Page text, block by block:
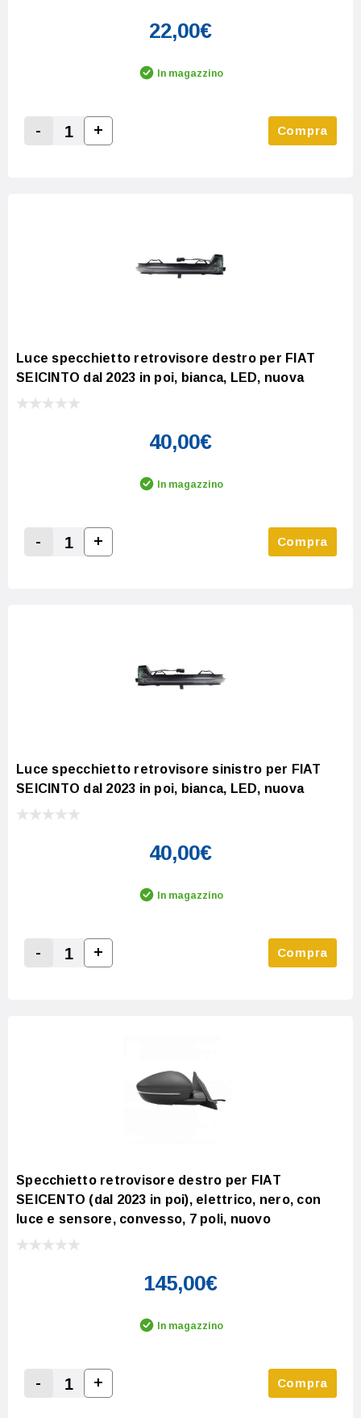
22,00€
In magazzino
Decrease Quantity:
-
Increase Quantity:
+ Compra
Luce specchietto retrovisore destro per FIAT
SEICINTO dal 2023 in poi, bianca, LED, nuova
40,00€
In magazzino
Decrease Quantity:
-
Increase Quantity:
+ Compra
Luce specchietto retrovisore sinistro per FIAT
SEICINTO dal 2023 in poi, bianca, LED, nuova
40,00€
In magazzino
Decrease Quantity:
-
Increase Quantity:
+ Compra
Specchietto retrovisore destro per FIAT
SEICENTO (dal 2023 in poi), elettrico, nero, con
luce e sensore, convesso, 7 poli, nuovo
145,00€
In magazzino
Decrease Quantity:
-
Increase Quantity:
+ Compra